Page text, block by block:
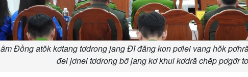
Đồng atŏk kơtang tơdrong jang Đĭ đăng kon pơlei vang hŏk
đei jơnei tơdrong bơ̆ jang kơ khul kơdră chĕp pơgơ̆r